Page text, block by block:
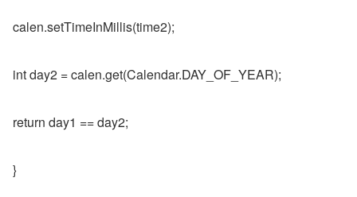
calen.setTimeInMillis(time2);
int day2 = calen.get(Calendar.DAY_OF_YEAR);
return day1 == day2;
}